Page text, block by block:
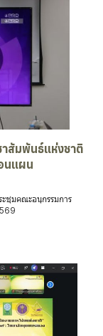
สัมพันธ์แห่งชาติ
นแผน
ะชุมคณะอนุกรรมการ